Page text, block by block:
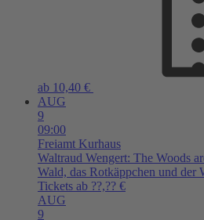
ab 10,40 €
AUG
9
09:00
Freiamt Kurhaus
Waltraud Wengert: The Woods
Wald, das Rotkäppchen und der
Tickets ab ??,?? €
AUG
9